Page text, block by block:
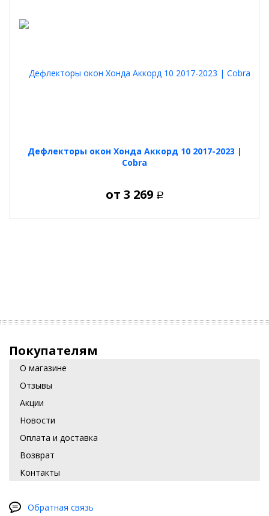
Дефлекторы окон Хонда Аккорд 10 2017-2023 |
Cobra
от 3 269 Р
Покупателям
О магазине
Отзывы
Акции
Новости
Оплата и доставка
Возврат
Контакты
Обратная связь